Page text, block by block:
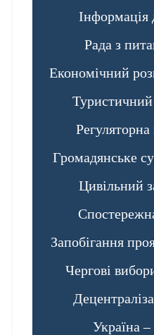
Рада з
Економічний
Туристичний
Регуляторна
Громадянське
Цивільний
Запобігання
Чергові
Україна